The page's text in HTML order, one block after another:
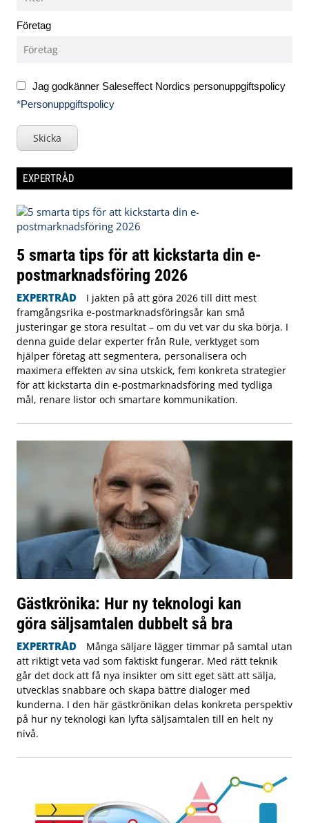
Företag
Jag godkänner Saleseffect Nordics personuppgiftspolicy
*Personuppgiftspolicy
Skicka
EXPERTRÅD
5 smarta tips för att kickstarta din e-
postmarknadsföring 2026
EXPERTRÅD
I jakten på att göra 2026 till ditt mest
framgångsrika e-postmarknadsföringsår kan små
justeringar ge stora resultat – om du vet var du ska börja. I
denna guide delar experter från Rule, verktyget som
hjälper företag att segmentera, personalisera och
maximera effekten av sina utskick, fem konkreta strategier
för att kickstarta din e-postmarknadsföring med tydliga
mål, renare listor och smartare kommunikation.
Gästkrönika: Hur ny teknologi kan
göra säljsamtalen dubbelt så bra
EXPERTRÅD
Många säljare lägger timmar på samtal utan
att riktigt veta vad som faktiskt fungerar. Med rätt teknik
går det dock att få nya insikter om sitt eget sätt att sälja,
utvecklas snabbare och skapa bättre dialoger med
kunderna. I den här gästkrönikan delas konkreta perspektiv
på hur ny teknologi kan lyfta säljsamtalen till en helt ny
nivå.